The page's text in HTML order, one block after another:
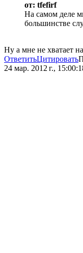
от: tfefirf
На самом деле
большинстве
Ну а мне не хватает
ОтветитьЦитировать
24 мар. 2012 г.,